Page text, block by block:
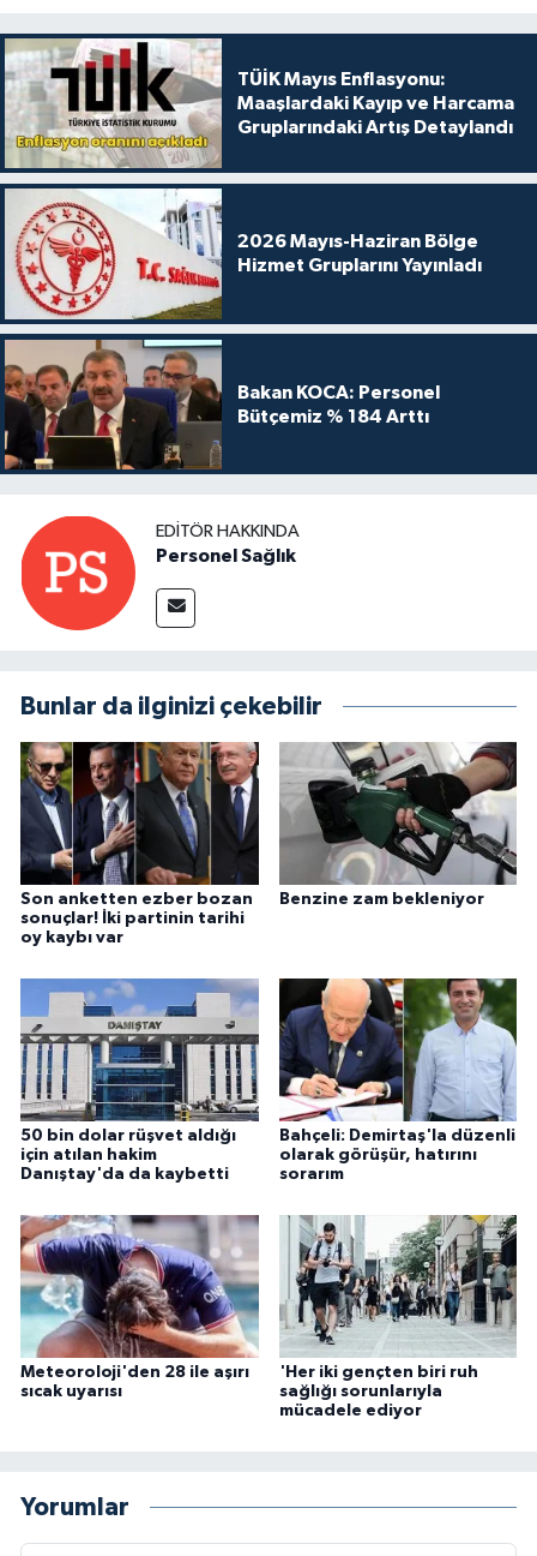
TÜİK Mayıs Enflasyonu:
Maaşlardaki Kayıp ve Harcama
Gruplarındaki Artış Detaylandı
2026 Mayıs-Haziran Bölge
Hizmet Gruplarını Yayınladı
Bakan KOCA: Personel
Bütçemiz % 184 Arttı
EDITÖR HAKKINDA
Personel Sağlık
Bunlar da ilginizi çekebilir
Son anketten ezber bozan
sonuçlar! İki partinin tarihi
oy kaybı var
Benzine zam bekleniyor
50 bin dolar rüşvet aldığı
için atılan hakim
Danıştay'da da kaybetti
Bahçeli: Demirtaş'la düzenli
olarak görüşür, hatırını
sorarım
Meteoroloji'den 28 ile aşırı
sıcak uyarısı
'Her iki gençten biri ruh
sağlığı sorunlarıyla
mücadele ediyor
Yorumlar